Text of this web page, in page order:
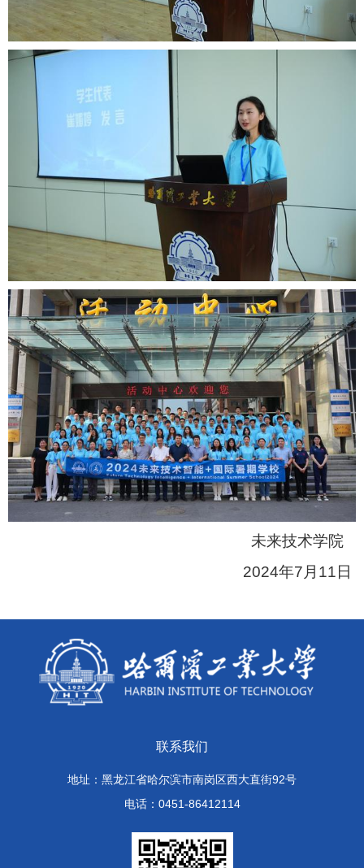
未来技术学院
2024年7月11日
联系我们
地址：黑龙江省哈尔滨市南岗区西大直街92号
电话：0451-86412114